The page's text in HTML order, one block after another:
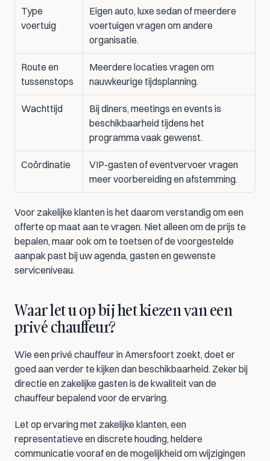
Type
voertuig
Eigen auto, luxe sedan of meerdere
voertuigen vragen om andere
organisatie.
Route en
tussenstops
Meerdere locaties vragen om
nauwkeurige tijdsplanning.
Wachttijd
Bij diners, meetings en events is
beschikbaarheid tijdens het
programma vaak gewenst.
Coördinatie
VIP-gasten of eventvervoer vragen
meer voorbereiding en afstemming.
Voor zakelijke klanten is het daarom verstandig om een
offerte op maat aan te vragen. Niet alleen om de prijs te
bepalen, maar ook om te toetsen of de voorgestelde
aanpak past bij uw agenda, gasten en gewenste
serviceniveau.
Waar let u op bij het kiezen van een
privé chauffeur?
Wie een privé chauffeur in Amersfoort zoekt, doet er
goed aan verder te kijken dan beschikbaarheid. Zeker bij
directie en zakelijke gasten is de kwaliteit van de
chauffeur bepalend voor de ervaring.
Let op ervaring met zakelijke klanten, een
representatieve en discrete houding, heldere
communicatie vooraf en de mogelijkheid om wijzigingen